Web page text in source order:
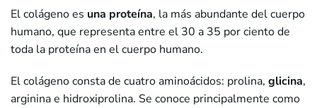
El colágeno es una proteína, la más abundante del cuerpo
humano, que representa entre el 30 a 35 por ciento de
toda la proteína en el cuerpo humano.
El colágeno consta de cuatro aminoácidos: prolina, glicina,
arginina e hidroxiprolina. Se conoce principalmente como